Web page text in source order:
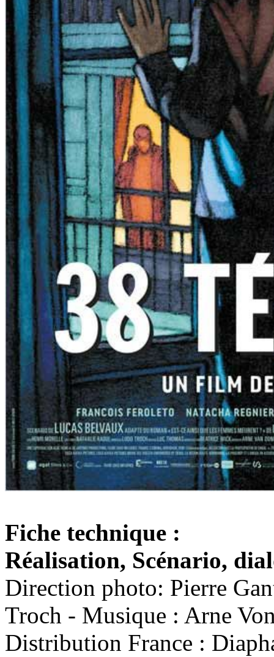
Fiche technique :
Réalisation, Scénario,
Direction photo: Pierre
Troch - Musique : Arne
Distribution France :